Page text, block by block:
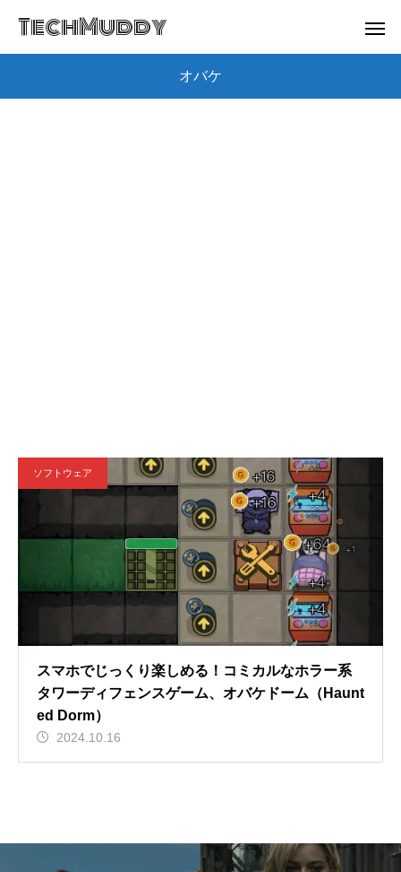
TechMuddy
オバケ
ソフトウェア
スマホでじっくり楽しめる！コミカルなホラー系
タワーディフェンスゲーム、オバケドーム（Haunt
ed Dorm）
2024.10.16